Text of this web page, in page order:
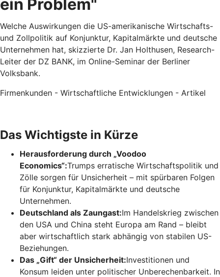
ein Problem"
Welche Auswirkungen die US-amerikanische Wirtschafts-
und Zollpolitik auf Konjunktur, Kapitalmärkte und deutsche
Unternehmen hat, skizzierte Dr. Jan Holthusen, Research-
Leiter der DZ BANK, im Online-Seminar der Berliner
Volksbank.
Firmenkunden - Wirtschaftliche Entwicklungen - Artikel
Das Wichtigste in Kürze
Herausforderung durch „Voodoo
Economics“:Trumps erratische Wirtschaftspolitik und
Zölle sorgen für Unsicherheit – mit spürbaren Folgen
für Konjunktur, Kapitalmärkte und deutsche
Unternehmen.
Deutschland als Zaungast:Im Handelskrieg zwischen
den USA und China steht Europa am Rand – bleibt
aber wirtschaftlich stark abhängig von stabilen US-
Beziehungen.
Das „Gift“ der Unsicherheit:Investitionen und
Konsum leiden unter politischer Unberechenbarkeit. In